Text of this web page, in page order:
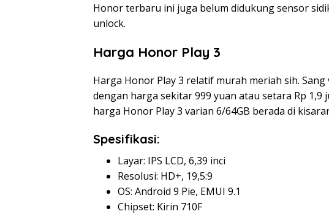
Honor terbaru ini juga belum didukung sensor
unlock.
Harga Honor Play 3
Harga Honor Play 3 relatif murah meriah sih.
dengan harga sekitar 999 yuan atau setara Rp 1,9
harga Honor Play 3 varian 6/64GB berada di
Spesifikasi:
Layar: IPS LCD, 6,39 inci
Resolusi: HD+, 19,5:9
OS: Android 9 Pie, EMUI 9.1
Chipset: Kirin 710F